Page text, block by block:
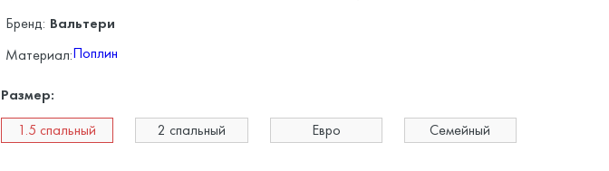
Бренд: Вальтери
Материал:Поплин
Размер:
1.5 спальный
2 спальный Евро Семейный